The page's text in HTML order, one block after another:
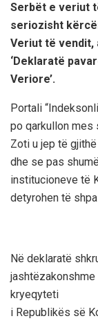
Serbët e veriut
seriozisht
Veriut të vendit,
‘Deklaratë
Veriore’.
Portali
po qarkullon mes
Zoti u jep të
dhe se pas
institucioneve të
detyrohen të
Në deklaratë
kryeqyteti
i Republikës së